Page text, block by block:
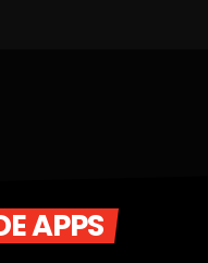
APPS